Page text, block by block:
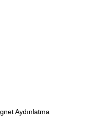
Aydınlatma